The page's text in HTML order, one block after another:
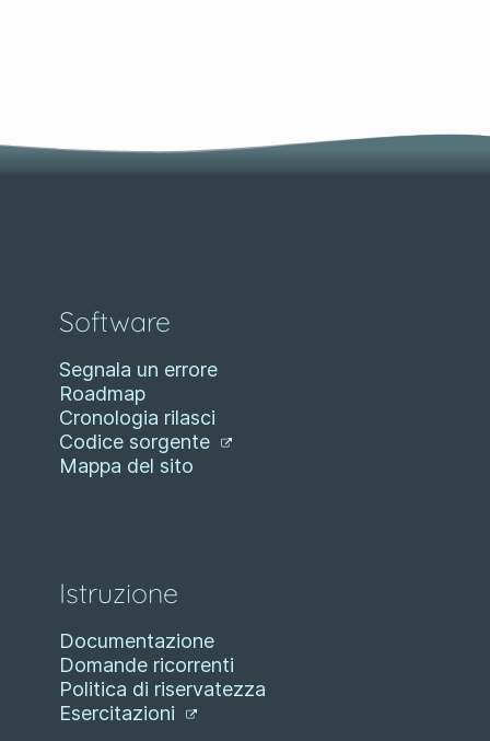
Software
Segnala un errore
Roadmap
Cronologia rilasci
Codice sorgente
Mappa del sito
Istruzione
Documentazione
Domande ricorrenti
Politica di riservatezza
Esercitazioni